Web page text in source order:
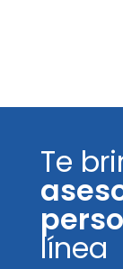
Te
línea